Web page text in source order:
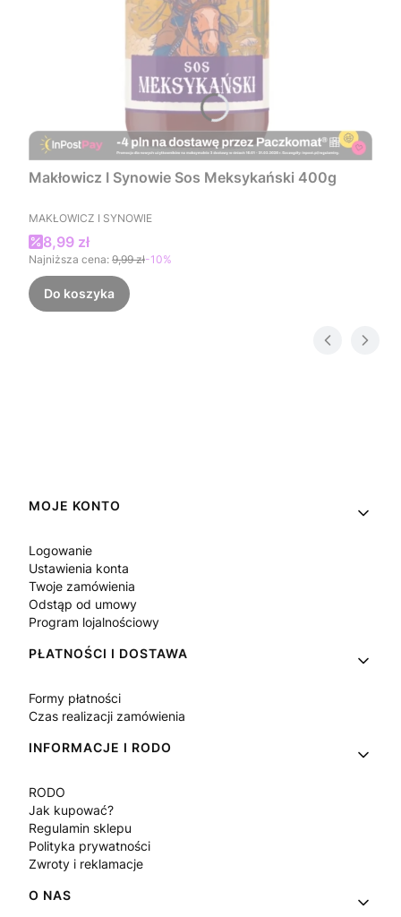
Makłowicz I Synowie Sos Meksykański 400g
PRODUCENT
MAKŁOWICZ I SYNOWIE
Cena promocyjna
8,99 zł
Najniższa cena: 9,99 zł-10%
Do koszyka
Linki w stopce
MOJE KONTO
Logowanie
Ustawienia konta
Twoje zamówienia
Odstąp od umowy
Program lojalnościowy
PŁATNOŚCI I DOSTAWA
Formy płatności
Czas realizacji zamówienia
INFORMACJE I RODO
RODO
Jak kupować?
Regulamin sklepu
Polityka prywatności
Zwroty i reklamacje
O NAS